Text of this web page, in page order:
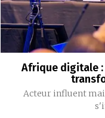
Afrique digitale :
‎Acteur influent